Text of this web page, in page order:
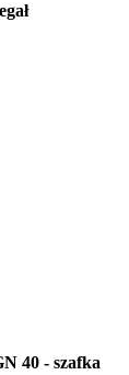
40 - szafka